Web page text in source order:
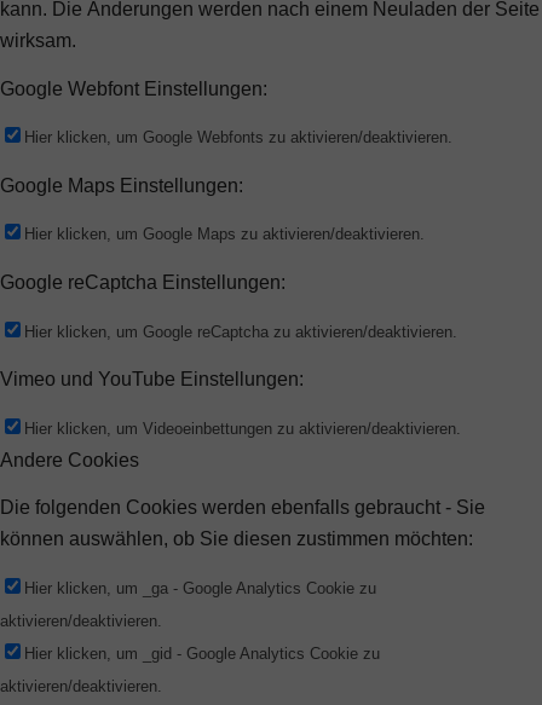
kann. Die Änderungen werden nach einem Neuladen der Seite
wirksam.
Google Webfont Einstellungen:
Hier klicken, um Google Webfonts zu aktivieren/deaktivieren.
Google Maps Einstellungen:
Hier klicken, um Google Maps zu aktivieren/deaktivieren.
Google reCaptcha Einstellungen:
Hier klicken, um Google reCaptcha zu aktivieren/deaktivieren.
Vimeo und YouTube Einstellungen:
Hier klicken, um Videoeinbettungen zu aktivieren/deaktivieren.
Andere Cookies
Die folgenden Cookies werden ebenfalls gebraucht - Sie
können auswählen, ob Sie diesen zustimmen möchten:
Hier klicken, um _ga - Google Analytics Cookie zu
aktivieren/deaktivieren.
Hier klicken, um _gid - Google Analytics Cookie zu
aktivieren/deaktivieren.